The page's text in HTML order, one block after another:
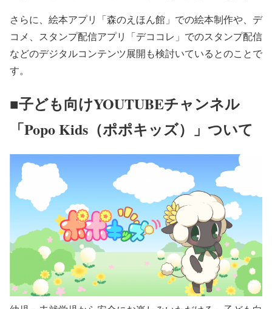
さらに、絵本アプリ「森のえほん館」での絵本制作や、デ
コメ、スタンプ配信アプリ「デココレ」でのスタンプ配信
などのデジタルコンテンツ展開も検討いているとのことで
す。
■子ども向けYOUTUBEチャンネル
「Popo Kids（ポポキッズ）」ついて